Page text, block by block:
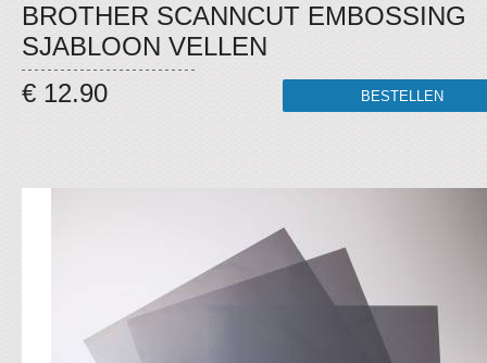
BROTHER SCANNCUT EMBOSSING
SJABLOON VELLEN
€ 12.90